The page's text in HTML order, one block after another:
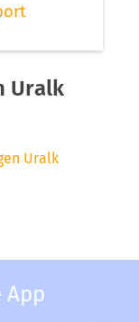
Uralk
Uralk
App